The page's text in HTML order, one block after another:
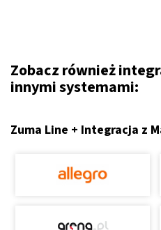
Zobacz również
innymi systemami:
Zuma Line + Integracja z